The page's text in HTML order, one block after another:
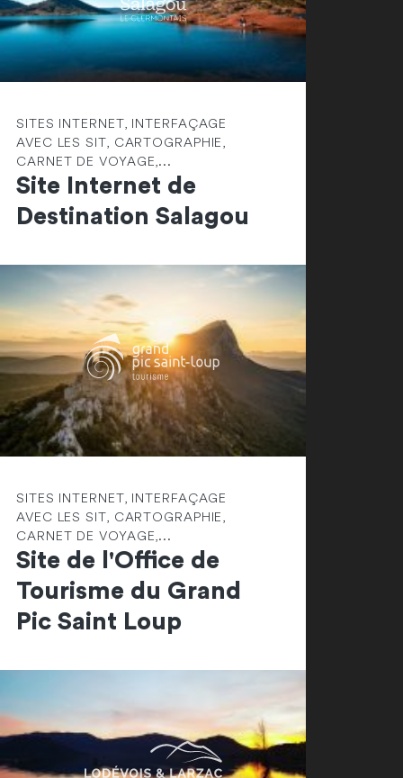
SITES INTERNET, INTERFAÇAGE
AVEC LES SIT, CARTOGRAPHIE,
CARNET DE VOYAGE,...
Site Internet de
Destination Salagou
SITES INTERNET, INTERFAÇAGE
AVEC LES SIT, CARTOGRAPHIE,
CARNET DE VOYAGE,...
Site de l'Office de
Tourisme du Grand
Pic Saint Loup